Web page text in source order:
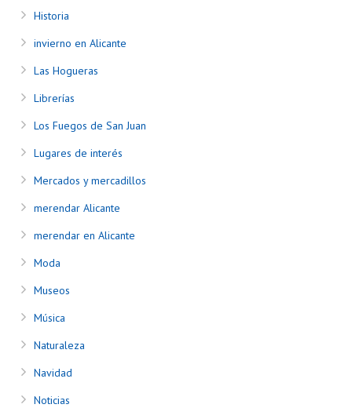
Historia
invierno en Alicante
Las Hogueras
Librerías
Los Fuegos de San Juan
Lugares de interés
Mercados y mercadillos
merendar Alicante
merendar en Alicante
Moda
Museos
Música
Naturaleza
Navidad
Noticias